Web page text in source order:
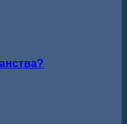
Кирилов